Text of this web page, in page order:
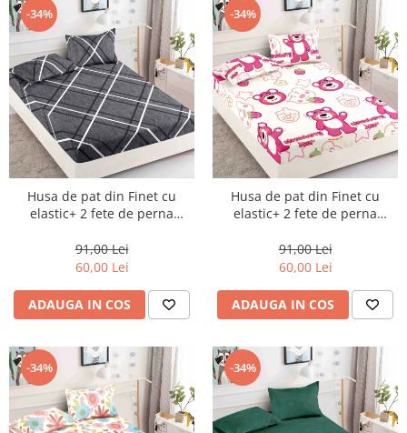
-34%
Husa de pat din Finet cu
elastic+ 2 fete de perna
91,00 Lei
60,00 Lei
ADAUGA IN COS
-34%
Husa de pat din Finet cu
elastic+ 2 fete de perna
91,00 Lei
60,00 Lei
ADAUGA IN COS
-34% -34%